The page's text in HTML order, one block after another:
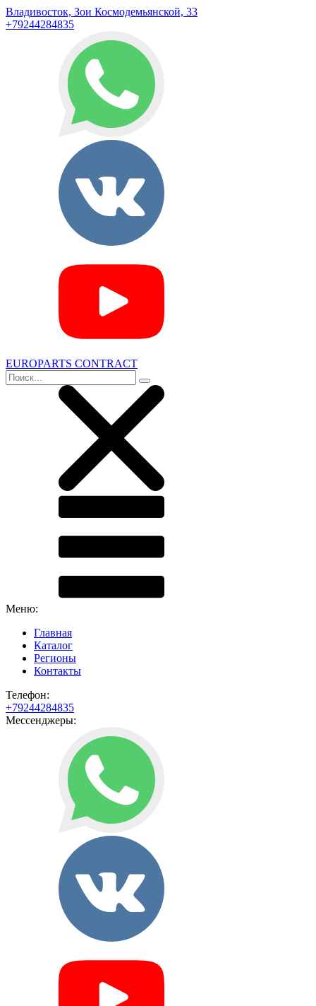
Владивосток, Зои Космодемьянской, 33
+79244284835
EUROPARTS CONTRACT
Меню:
Главная
Каталог
Регионы
Контакты
Телефон:
+79244284835
Мессенджеры: